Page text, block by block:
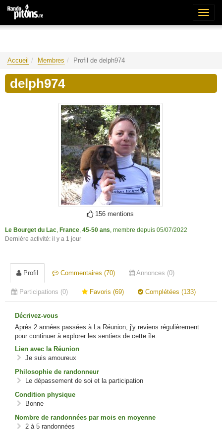
Accueil Membres Profil de delph974
delph974
156 mentions
Le Bourget du Lac France 45-50 ans , membre depuis 05/07/2022
Dernière activité: il y a 1 jour
Profil Commentaires (70) Annonces (0)
Participations (0) Favoris (69) Complétées (133)
Décrivez-vous
Après 2 années passées à La Réunion, j'y reviens régulièrement
pour continuer à explorer les sentiers de cette île.
Lien avec la Réunion
Je suis amoureux
Philosophie de randonneur
Le dépassement de soi et la participation
Condition physique
Bonne
Nombre de randonnées par mois en moyenne
2 à 5 randonnées